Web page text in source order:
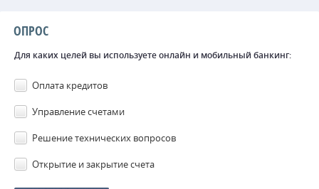
ОПРОС
Для каких целей вы используете онлайн и мобильный банкинг:
Оплата кредитов
Управление счетами
Решение технических вопросов
Открытие и закрытие счета